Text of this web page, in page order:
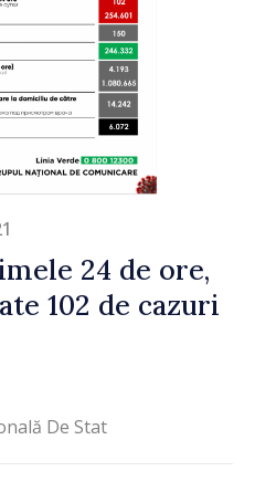
24 de ore,
102 de cazuri
De Stat